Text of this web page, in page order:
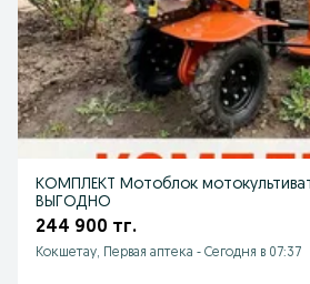
КОМПЛЕКТ Мотоблок
ВЫГОДНО
244 900 тг.
Кокшетау, Первая аптека - Сегодня в 07:37